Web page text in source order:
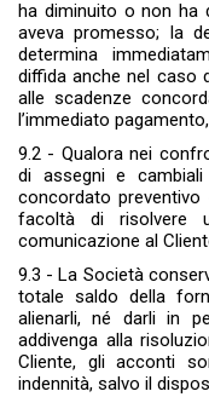
ha diminuito o non ha
aveva promesso; la
determina
diffida anche nel caso
alle scadenze
l’immediato
9.2 - Qualora nei
di assegni e
concordato
facoltà di risolvere
comunicazione al
9.3 - La Società
totale saldo della
alienarli, né darli in
addivenga alla
Cliente, gli acconti
indennità, salvo il